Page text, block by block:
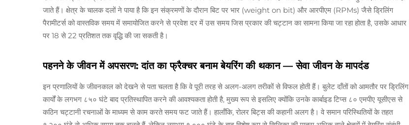
जाते हैं। क्षेत्र के चालक दलों ने पाया है कि इन संक्रमणों के दौरान बिट पर भार (weight on bit) और आरपीएम (RPMs) जैसे ड्रिलिंग
पैरामीटर्स को वास्तविक समय में समायोजित करने से प्रवेश दर में उस समय जिस प्रकार की चट्टान का सामना किया जा रहा होता है, उसके आधार
पर 18 से 22 प्रतिशत तक वृद्धि की जा सकती है।
पहनने के जीवन में अपसरण: दांत का फ्रैक्चर बनाम बेयरिंग की थकान — सेवा जीवन के मापदंड
इन प्रणालियों के जीवनकाल को देखने से पता चलता है कि वे पूरी तरह से अलग-अलग तरीकों से विफल होती हैं। बुलेट दाँतों को आमतौर पर ड्रिलिंग
कार्यों के लगभग ८५० घंटे बाद प्रतिस्थापित करने की आवश्यकता होती है, मुख्य रूप से इसलिए क्योंकि उनके कार्बाइड टिप्स ८० एमपीए यूसीएस से
कठिन चट्टानी रचनाओं के माध्यम से काम करते समय फट जाते हैं। हालाँकि, रोलर बिट्स की कहानी अलग है। वे समान परिस्थितियों के तहत